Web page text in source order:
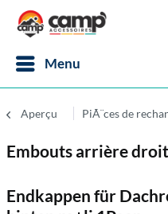
Menu
Aperçu PiÃ¨ces de
Embouts arrière
Endkappen für